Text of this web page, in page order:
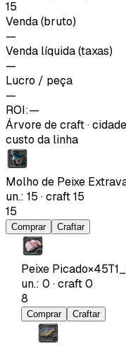
15
Venda (bruto)
—
Venda líquida (taxas)
—
Lucro / peça
—
ROI:—
Árvore de craft·cidade
custo da linha
Molho de Peixe
un.: 15 ·craft15
15
Comprar Craftar
Peixe Picado×45
un.: 0 ·craft0
8
Comprar Craftar